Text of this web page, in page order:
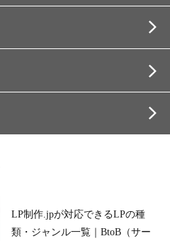
LP制作.jpが対応できるLPの種
類・ジャンル一覧｜BtoB（サー